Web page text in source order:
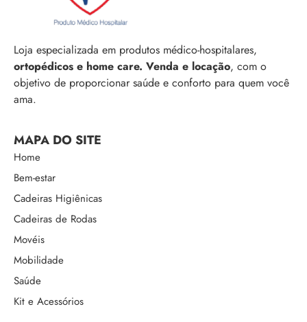
Loja especializada em produtos médico-hospitalares,
ortopédicos e home care. Venda e locação, com o
objetivo de proporcionar saúde e conforto para quem você
ama.
MAPA DO SITE
Home
Bem-estar
Cadeiras Higiênicas
Cadeiras de Rodas
Movéis
Mobilidade
Saúde
Kit e Acessórios